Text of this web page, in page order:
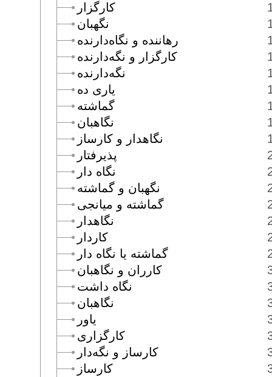
كارگزار
نگهبان
رهاننده و نگاه‌دارنده
كارگزار و نگه‌دارنده
نگه‌دارنده
يارى ده
گماشته
نگاهبان
نگاهدار و كارساز
پذيرفتار
نگاه دار
نگهبان و گماشته
گماشته و ميانجى
نگاهدار
كاردار
گماشته يا نگاه دار
كارران و نگاهبان
نگاه داشت
نگاهبان
ياور
كارگزارى
كارساز و نگه‌دار
كارساز